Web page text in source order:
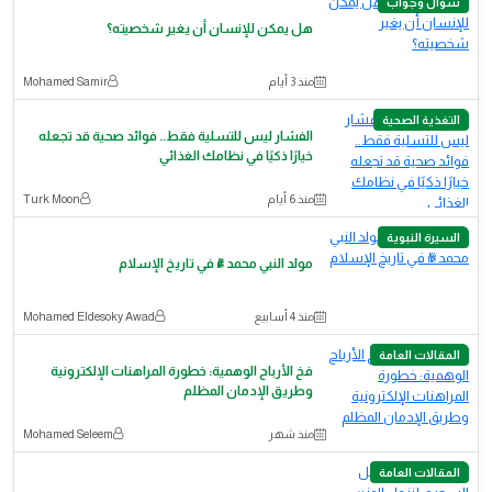
هل يمكن للإنسان أن يغير شخصيته؟
منذ 3 أيام Mohamed Samir
التغذية الصحية
الفشار ليس للتسلية فقط.. فوائد صحية قد تجعله
خيارًا ذكيًا في نظامك الغذائي
منذ 6 أيام Turk Moon
السيرة النبوية
مولد النبي محمد ﷺ في تاريخ الإسلام
منذ 4 أسابيع Mohamed Eldesoky Awad
المقالات العامة
​فخ الأرباح الوهمية: خطورة المراهنات الإلكترونية
وطريق الإدمان المظلم
منذ شهر Mohamed Seleem
المقالات العامة